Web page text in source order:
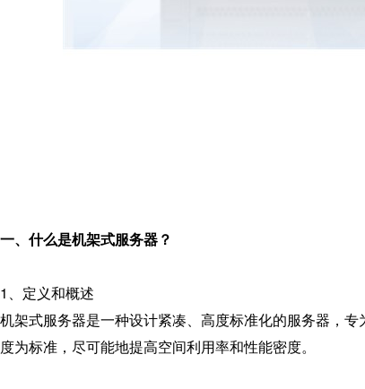
一、什么是机架式服务器？
1、定义和概述
机架式服务器是一种设计紧凑、高度标准化的服务器，
度为标准，尽可能地提高空间利用率和性能密度。